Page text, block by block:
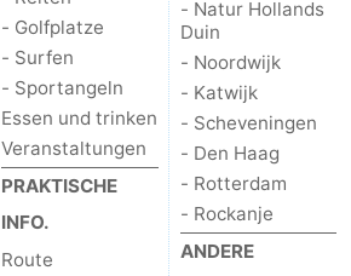
- Golfplatze
- Surfen
- Sportangeln
Essen und trinken
Veranstaltungen
PRAKTISCHE
INFO.
Route
- Natur Hollands
Duin
- Noordwijk
- Katwijk
- Scheveningen
- Den Haag
- Rotterdam
- Rockanje
ANDERE